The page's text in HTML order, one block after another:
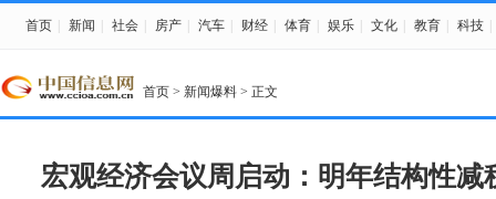
首页 新闻 社会 房产 汽车 财经 体育 娱乐 文化 教育 科技
首页 > 新闻爆料 > 正文
宏观经济会议周启动：明年结构性减